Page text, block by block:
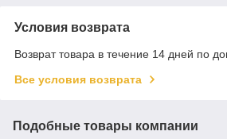
Условия возврата
Возврат товара в течение 14 дней по
Все условия возврата
Подобные товары компании